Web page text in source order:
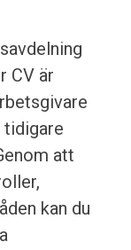
CV är
att
kan du